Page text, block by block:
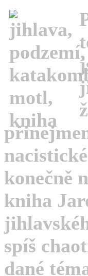
konečně
kniha
spíš
dané